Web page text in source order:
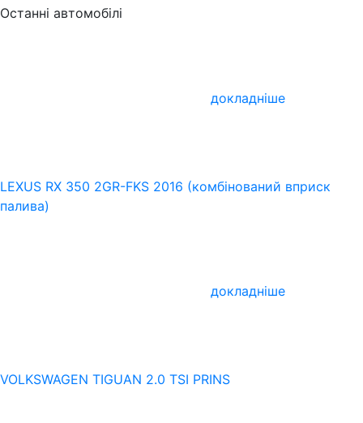
Останні автомобілі
докладніше
LEXUS RX 350 2GR-FKS 2016 (комбінований вприск
палива)
докладніше
VOLKSWAGEN TIGUAN 2.0 TSI PRINS